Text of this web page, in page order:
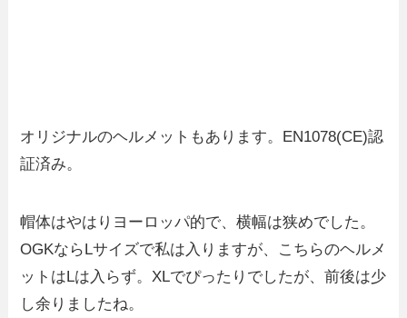
オリジナルのヘルメットもあります。EN1078(CE)認
証済み。
帽体はやはりヨーロッパ的で、横幅は狭めでした。
OGKならLサイズで私は入りますが、こちらのヘルメ
ットはLは入らず。XLでぴったりでしたが、前後は少
し余りましたね。